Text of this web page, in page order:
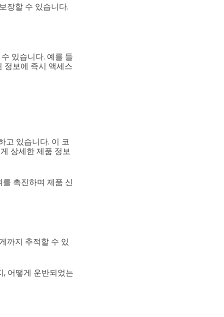
장할 수 있습니다.
있습니다. 예를 들
정보에 즉시 액세스
고 있습니다. 이 코
상세한 제품 정보
촉진하며 제품 신
까지 추적할 수 있
어떻게 운반되었는